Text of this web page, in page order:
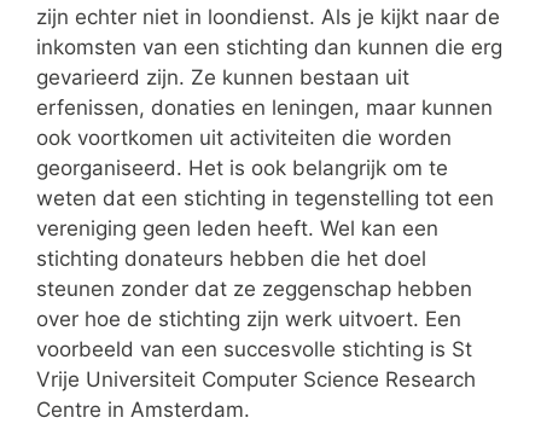
zijn echter niet in loondienst. Als je kijkt naar de
inkomsten van een stichting dan kunnen die erg
gevarieerd zijn. Ze kunnen bestaan uit
erfenissen, donaties en leningen, maar kunnen
ook voortkomen uit activiteiten die worden
georganiseerd. Het is ook belangrijk om te
weten dat een stichting in tegenstelling tot een
vereniging geen leden heeft. Wel kan een
stichting donateurs hebben die het doel
steunen zonder dat ze zeggenschap hebben
over hoe de stichting zijn werk uitvoert. Een
voorbeeld van een succesvolle stichting is St
Vrije Universiteit Computer Science Research
Centre in Amsterdam.